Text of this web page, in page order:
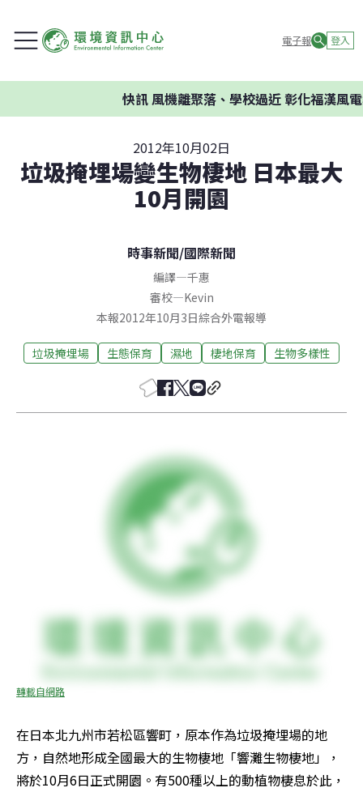
電子報 登入
快訊風機離聚落、學校過近 彰化福漢風電
2012年10月02日
垃圾掩埋場變生物棲地 日本最大
10月開園
時事新聞/國際新聞
編譯—千惠
審校—Kevin
本報2012年10月3日綜合外電報導
垃圾掩埋場 生態保育 濕地 棲地保育 生物多樣性
轉載自網路
在日本北九州市若松區響町，原本作為垃圾掩埋場的地
方，自然地形成全國最大的生物棲地「響灘生物棲地」，
將於10月6日正式開園。有500種以上的動植物棲息於此，